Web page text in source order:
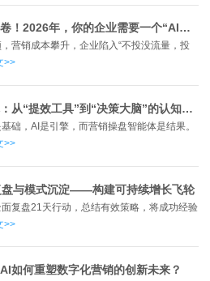
告别人力内卷！2026年，你的企业需要一个“AI营销大脑”
营销成本攀升，企业陷入“不投没流量，投
>>
营销智能体：从“提效工具”到“决策大脑”的认知革命
础，AI是引擎，而营销操盘智能体是结果。
>>
盘与模式沉淀——构建可持续增长飞轮
复盘21天行动，总结有效策略，将成功经验
>>
如何重塑数字化营销的创新未来？